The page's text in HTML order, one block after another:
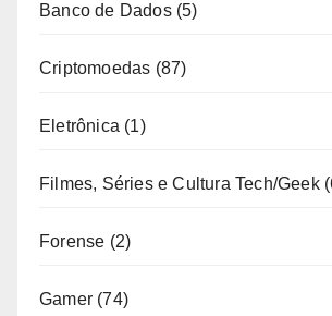
Banco de Dados(5)
Criptomoedas (87)
Eletrônica (1)
Filmes, Séries e Cultura Tech/Geek
Forense (2)
Gamer (74)